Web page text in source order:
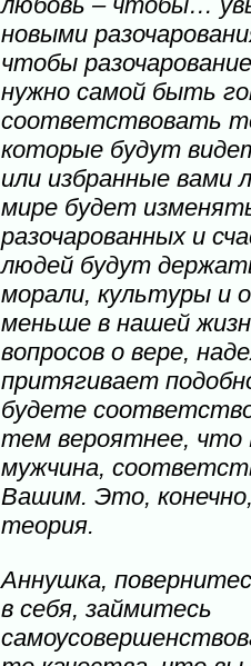
новыми
чтобы
нужно самой быть
соответствовать
которые будут
или избранные вами
мире будет
разочарованных и
людей будут
морали, культуры и
меньше в нашей
вопросов о вере,
притягивает
будете
тем вероятнее,
мужчина,
Вашим. Это,
теория.
Аннушка,
в себя, займитесь